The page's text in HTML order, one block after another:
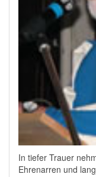
In tiefer Trauer
Ehrenarren und